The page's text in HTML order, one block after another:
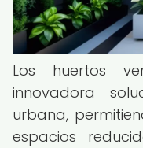
Los huertos
innovadora
urbana,
espacios